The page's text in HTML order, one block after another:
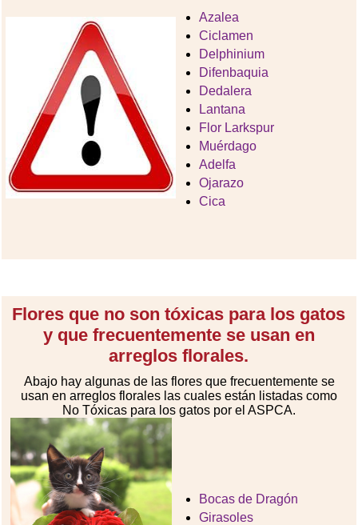
Azalea
Ciclamen
Delphinium
Difenbaquia
Dedalera
Lantana
Flor Larkspur
Muérdago
Adelfa
Ojarazo
Cica
Flores que no son tóxicas para los gatos
y que frecuentemente se usan en
arreglos florales.
Abajo hay algunas de las flores que frecuentemente se
usan en arreglos florales las cuales están listadas como
No Tóxicas para los gatos por el ASPCA.
Bocas de Dragón
Girasoles